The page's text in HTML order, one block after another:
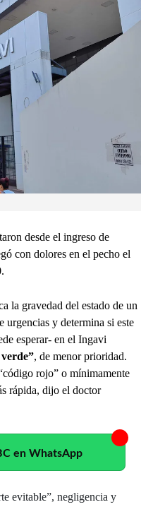
desde el ingreso de
con dolores en el pecho el
la gravedad del estado de un
urgencias y determina si este
esperar- en el Ingavi
, de menor prioridad.
rojo” o mínimamente
rápida, dijo el doctor
en WhatsApp
evitable”, negligencia y